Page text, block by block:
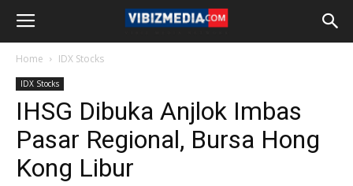
Home IDX Stocks
IDX Stocks
IHSG Dibuka Anjlok Imbas
Pasar Regional, Bursa Hong
Kong Libur